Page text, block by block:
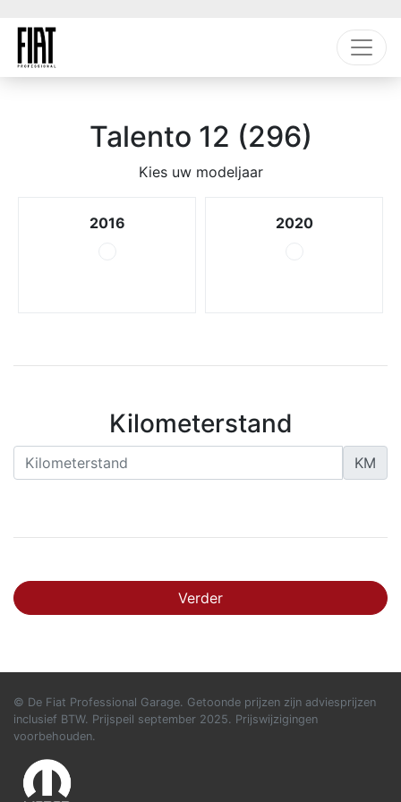
Talento 12 (296)
Kies uw modeljaar
2016 2020
Kilometerstand
KM
Verder
© De Fiat Professional Garage. Getoonde prijzen zijn adviesprijzen
inclusief BTW. Prijspeil september 2025. Prijswijzigingen
voorbehouden.